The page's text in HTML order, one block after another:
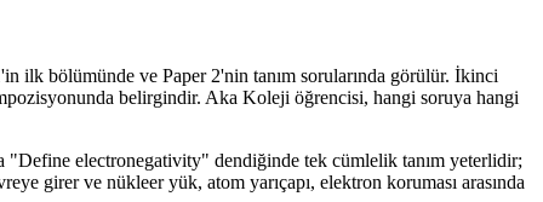
ilk bölümünde ve Paper 2'nin tanım sorularında görülür. İkinci
belirgindir. Aka Koleji öğrencisi, hangi soruya hangi
"Define electronegativity" dendiğinde tek cümlelik tanım yeterlidir;
girer ve nükleer yük, atom yarıçapı, elektron koruması arasında